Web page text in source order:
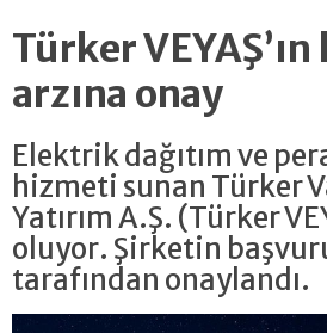
Türker
arzına onay
Elektrik dağıtım ve
hizmeti sunan Türker
Yatırım A.Ş. (Türker
oluyor. Şirketin
tarafından onaylandı.